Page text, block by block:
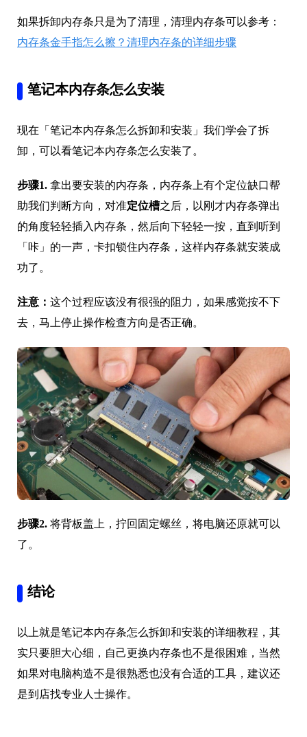
如果拆卸内存条只是为了清理，清理内存条可以参考：
内存条金手指怎么擦？清理内存条的详细步骤
笔记本内存条怎么安装
现在「笔记本内存条怎么拆卸和安装」我们学会了拆
卸，可以看笔记本内存条怎么安装了。
步骤1. 拿出要安装的内存条，内存条上有个定位缺口帮
助我们判断方向，对准定位槽之后，以刚才内存条弹出
的角度轻轻插入内存条，然后向下轻轻一按，直到听到
「咔」的一声，卡扣锁住内存条，这样内存条就安装成
功了。
注意： 这个过程应该没有很强的阻力，如果感觉按不下
去，马上停止操作检查方向是否正确。
步骤2. 将背板盖上，拧回固定螺丝，将电脑还原就可以
了。
结论
以上就是笔记本内存条怎么拆卸和安装的详细教程，其
实只要胆大心细，自己更换内存条也不是很困难，当然
如果对电脑构造不是很熟悉也没有合适的工具，建议还
是到店找专业人士操作。